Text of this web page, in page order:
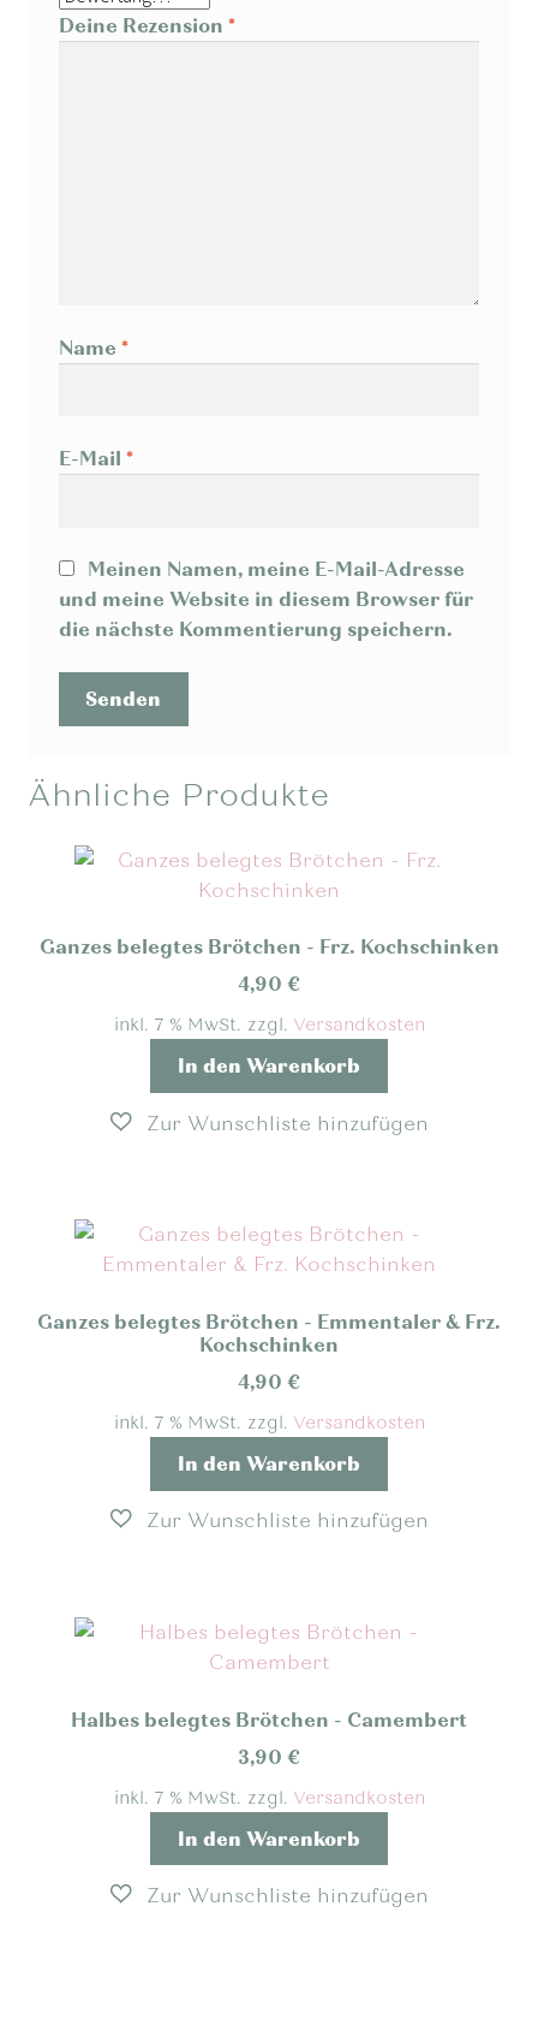
Deine Rezension *
Name *
E-Mail *
Meinen Namen, meine E-Mail-Adresse
und meine Website in diesem Browser für
die nächste Kommentierung speichern.
Ähnliche Produkte
Ganzes belegtes Brötchen - Frz. Kochschinken
4,90 €
inkl. 7 % MwSt. zzgl. Versandkosten
In den Warenkorb
Ganzes belegtes Brötchen - Emmentaler & Frz.
Kochschinken
4,90 €
inkl. 7 % MwSt. zzgl. Versandkosten
In den Warenkorb
Halbes belegtes Brötchen - Camembert
3,90 €
inkl. 7 % MwSt. zzgl. Versandkosten
In den Warenkorb